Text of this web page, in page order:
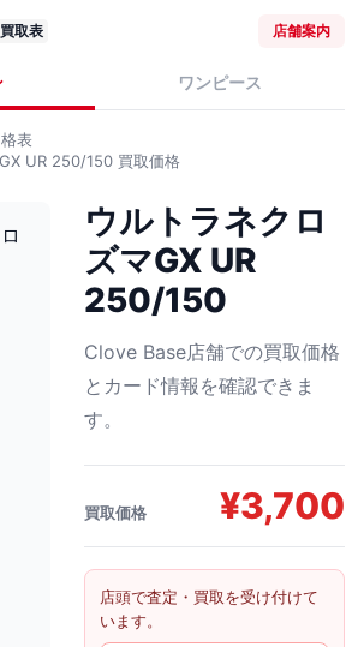
買取表 店舗案内
ワンピース
表
UR 250/150 買取価格
ウルトラネクロ
ズマGX UR
250/150
Clove Base店舗での買取価格
とカード情報を確認できま
す。
買取価格 ¥3,700
店頭で査定・買取を受け付けて
います。